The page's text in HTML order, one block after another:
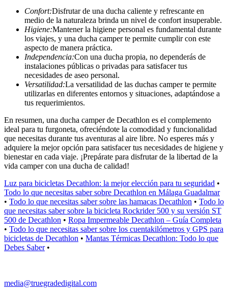
Confort:Disfrutar de una ducha caliente y refrescante en
medio de la naturaleza brinda un nivel de confort insuperable.
Higiene:Mantener la higiene personal es fundamental durante
los viajes, y una ducha camper te permite cumplir con este
aspecto de manera práctica.
Independencia:Con una ducha propia, no dependerás de
instalaciones públicas o privadas para satisfacer tus
necesidades de aseo personal.
Versatilidad:La versatilidad de las duchas camper te permite
utilizarlas en diferentes entornos y situaciones, adaptándose a
tus requerimientos.
En resumen, una ducha camper de Decathlon es el complemento
ideal para tu furgoneta, ofreciéndote la comodidad y funcionalidad
que necesitas durante tus aventuras al aire libre. No esperes más y
adquiere la mejor opción para satisfacer tus necesidades de higiene y
bienestar en cada viaje. ¡Prepárate para disfrutar de la libertad de la
vida camper con una ducha de calidad!
Luz para bicicletas Decathlon: la mejor elección para tu seguridad •
Todo lo que necesitas saber sobre Decathlon en Málaga Guadalmar
• Todo lo que necesitas saber sobre las hamacas Decathlon • Todo lo
que necesitas saber sobre la bicicleta Rockrider 500 y su versión ST
500 de Decathlon • Ropa Impermeable Decathlon – Guía Completa
• Todo lo que necesitas saber sobre los cuentakilómetros y GPS para
bicicletas de Decathlon • Mantas Térmicas Decathlon: Todo lo que
Debes Saber•
media@truegradedigital.com